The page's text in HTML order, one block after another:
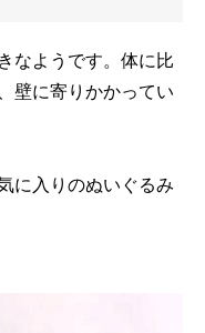
なようです。体に比
壁に寄りかかってい
に入りのぬいぐるみ